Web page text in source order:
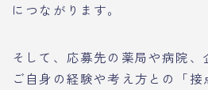
につながります。
そして、応募先の薬局や病院、
ご自身の経験や考え方との「